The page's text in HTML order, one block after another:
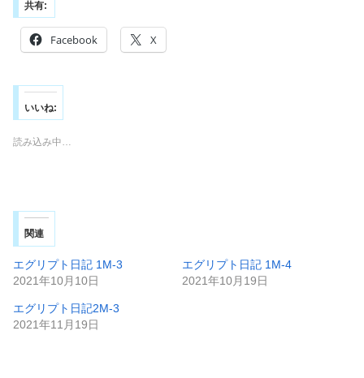
共有:
Facebook X
いいね:
読み込み中…
関連
エグリプト日記 1M-3
2021年10月10日
エグリプト日記 1M-4
2021年10月19日
エグリプト日記2M-3
2021年11月19日